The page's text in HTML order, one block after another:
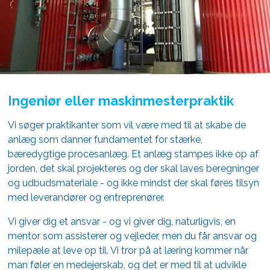
Ingeniør eller maskinmesterpraktik
Vi søger praktikanter som vil være med til at skabe de
anlæg som danner fundamentet for stærke,
bæredygtige procesanlæg. Et anlæg stampes ikke op af
jorden, det skal projekteres og der skal laves beregninger
og udbudsmateriale - og ikke mindst der skal føres tilsyn
med leverandører og entreprenører.
Vi giver dig et ansvar - og vi giver dig, naturligvis, en
mentor som assisterer og vejleder, men du får ansvar og
milepæle at leve op til. Vi tror på at læring kommer når
man føler en medejerskab, og det er med til at udvikle